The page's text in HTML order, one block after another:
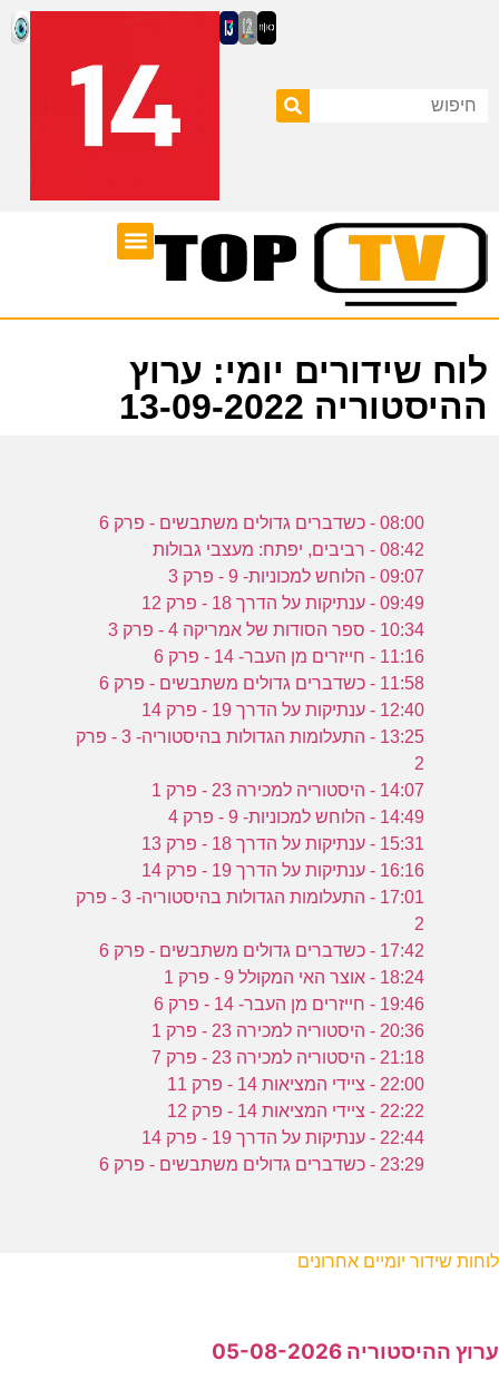
לוח שידורים יומי: ערוץ
ההיסטוריה 13-09-2022
08:00 - כשדברים גדולים משתבשים - פרק 6
08:42 - רביבים, יפתח: מעצבי גבולות
09:07 - הלוחש למכוניות- 9 - פרק 3
09:49 - ענתיקות על הדרך 18 - פרק 12
10:34 - ספר הסודות של אמריקה 4 - פרק 3
11:16 - חייזרים מן העבר- 14 - פרק 6
11:58 - כשדברים גדולים משתבשים - פרק 6
12:40 - ענתיקות על הדרך 19 - פרק 14
13:25 - התעלומות הגדולות בהיסטוריה- 3 - פרק
2
14:07 - היסטוריה למכירה 23 - פרק 1
14:49 - הלוחש למכוניות- 9 - פרק 4
15:31 - ענתיקות על הדרך 18 - פרק 13
16:16 - ענתיקות על הדרך 19 - פרק 14
17:01 - התעלומות הגדולות בהיסטוריה- 3 - פרק
2
17:42 - כשדברים גדולים משתבשים - פרק 6
18:24 - אוצר האי המקולל 9 - פרק 1
19:46 - חייזרים מן העבר- 14 - פרק 6
20:36 - היסטוריה למכירה 23 - פרק 1
21:18 - היסטוריה למכירה 23 - פרק 7
22:00 - ציידי המציאות 14 - פרק 11
22:22 - ציידי המציאות 14 - פרק 12
22:44 - ענתיקות על הדרך 19 - פרק 14
23:29 - כשדברים גדולים משתבשים - פרק 6
לוחות שידור יומיים אחרונים
ערוץ ההיסטוריה 05-08-2026